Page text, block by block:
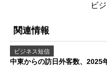
ビ
関連情報
ビジネス短信
中東からの訪日外客数、2025